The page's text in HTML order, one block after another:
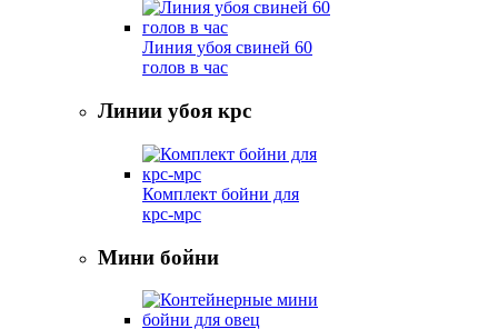
Линия убоя свиней 60
голов в час
Линии убоя крс
Комплект бойни для
крс-мрс
Мини бойни